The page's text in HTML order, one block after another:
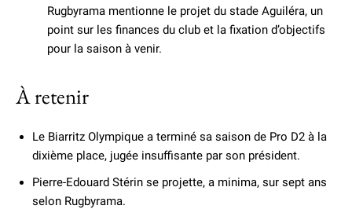
Rugbyrama mentionne le projet du stade Aguiléra, un
point sur les finances du club et la fixation d’objectifs
pour la saison à venir.
À retenir
Le Biarritz Olympique a terminé sa saison de Pro D2 à la
dixième place, jugée insuffisante par son président.
Pierre-Edouard Stérin se projette, a minima, sur sept ans
selon Rugbyrama.